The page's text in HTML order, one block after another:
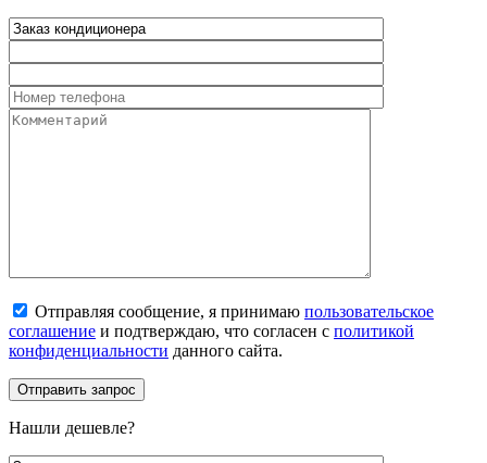
Отправляя сообщение, я принимаю пользовательское
соглашение и подтверждаю, что согласен с политикой
конфиденциальности данного сайта.
Нашли дешевле?